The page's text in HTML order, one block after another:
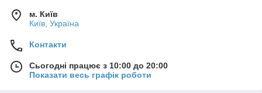
м. Київ
Київ, Україна
Контакти
Сьогодні працює з 10:00 до 20:00
Показати весь графік роботи